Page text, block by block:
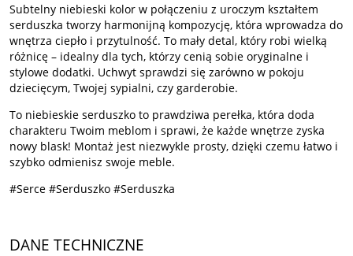
Subtelny niebieski kolor w połączeniu z uroczym kształtem
serduszka tworzy harmonijną kompozycję, która wprowadza do
wnętrza ciepło i przytulność. To mały detal, który robi wielką
różnicę – idealny dla tych, którzy cenią sobie oryginalne i
stylowe dodatki. Uchwyt sprawdzi się zarówno w pokoju
dziecięcym, Twojej sypialni, czy garderobie.
To niebieskie serduszko to prawdziwa perełka, która doda
charakteru Twoim meblom i sprawi, że każde wnętrze zyska
nowy blask! Montaż jest niezwykle prosty, dzięki czemu łatwo i
szybko odmienisz swoje meble.
#Serce #Serduszko #Serduszka
DANE TECHNICZNE